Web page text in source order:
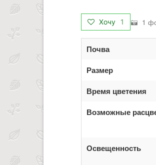
Хочу 1 1
Почва
Размер
Время цветения
Возможные
Освещенность